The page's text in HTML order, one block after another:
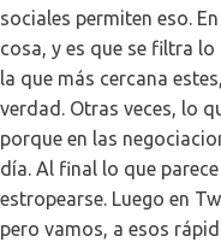
sociales permiten eso.
cosa, y es que se filtra
la que más cercana
verdad. Otras veces, lo
porque en las
día. Al final lo que
estropearse. Luego en
pero vamos, a esos